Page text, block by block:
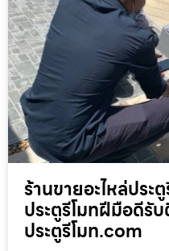
ร้านขายอะไหล่ประ
ประตูรีโมทฝีมือดีรั
ประตูรีโมท.com